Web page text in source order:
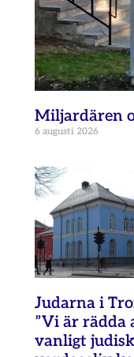
Miljardären
6 augusti 2026
Judarna i
”Vi är rädda
vanligt